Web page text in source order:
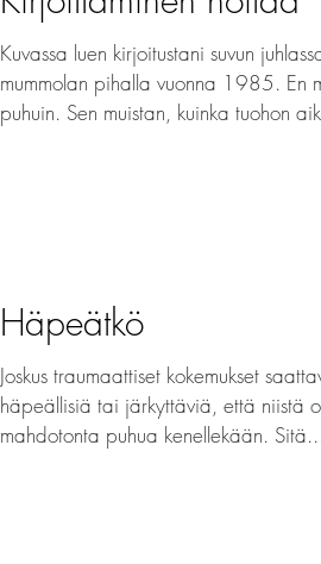
Kuvassa luen kirjoitustani suvun
mummolan pihalla vuonna 1985. En
puhuin. Sen muistan, kuinka tuohon
Häpeätkö
Joskus traumaattiset kokemukset
häpeällisiä tai järkyttäviä, että niistä
mahdotonta puhua kenellekään.